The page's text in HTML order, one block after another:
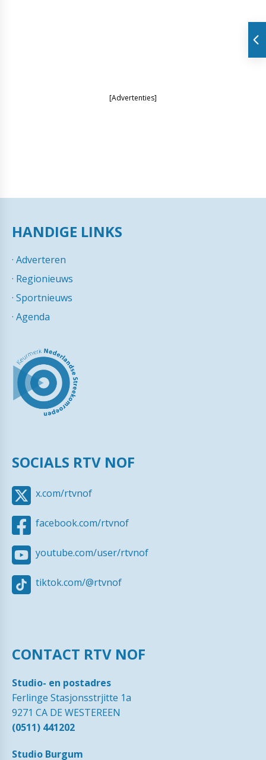
[Advertenties]
HANDIGE LINKS
· Adverteren
· Regionieuws
· Sportnieuws
· Agenda
SOCIALS RTV NOF
x.com/rtvnof
facebook.com/rtvnof
youtube.com/user/rtvnof
tiktok.com/@rtvnof
CONTACT RTV NOF
Studio- en postadres
Ferlinge Stasjonsstrjitte 1a
9271 CA DE WESTEREEN
(0511) 441202
Studio Burgum